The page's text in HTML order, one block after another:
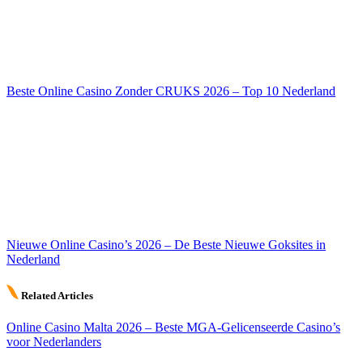
Beste Online Casino Zonder CRUKS 2026 – Top 10 Nederland
Nieuwe Online Casino’s 2026 – De Beste Nieuwe Goksites in
Nederland
Related Articles
Online Casino Malta 2026 – Beste MGA-Gelicenseerde Casino’s
voor Nederlanders